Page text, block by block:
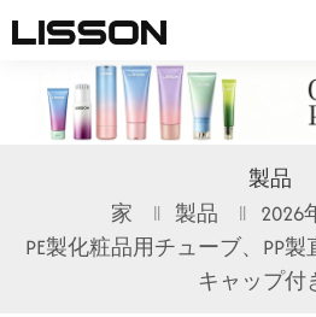
English
français
русский
製品
家 製品
2026
PE製化粧品用チューブ、PP
キャップ付